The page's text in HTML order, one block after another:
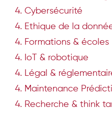
4. Cybersécurité
4. Ethique de la
4. Formations & écoles
4. IoT & robotique
4. Légal &
4. Maintenance
4. Recherche & think